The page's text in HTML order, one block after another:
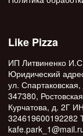
Like Pizza
ИП Литвиненко
Юридический
ул.
347380,
Курчатова, д. 2Г
324619600192282